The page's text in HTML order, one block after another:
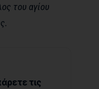
του αγίου
τις